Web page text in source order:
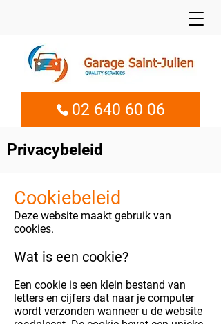
02 640 60 06
Privacybeleid
Cookiebeleid
Deze website maakt gebruik van
cookies.
Wat is een cookie?
Een cookie is een klein bestand van
letters en cijfers dat naar je computer
wordt verzonden wanneer u de website